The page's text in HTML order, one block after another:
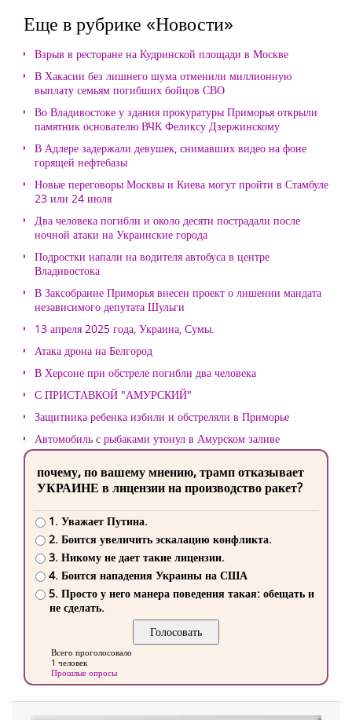
Еще в рубрике «Новости»
Взрыв в ресторане на Кудринской площади в Москве
В Хакасии без лишнего шума отменили миллионную
выплату семьям погибших бойцов СВО
Во Владивостоке у здания прокуратуры Приморья открыли
памятник основателю ВЧК Феликсу Дзержинскому
В Адлере задержали девушек, снимавших видео на фоне
горящей нефтебазы
Новые переговоры Москвы и Киева могут пройти в Стамбуле
23 или 24 июля
Два человека погибли и около десяти пострадали после
ночной атаки на Украинские города
Подростки напали на водителя автобуса в центре
Владивостока
В Заксобрание Приморья внесен проект о лишении мандата
независимого депутата Шульги
13 апреля 2025 года, Украина, Сумы.
Атака дрона на Белгород
В Херсоне при обстреле погибли два человека
С ПРИСТАВКОЙ "АМУРСКИЙ"
Защитника ребенка избили и обстреляли в Приморье
Автомобиль с рыбаками утонул в Амурском заливе
почему, по вашему мнению, трамп отказывает
УКРАИНЕ в лицензии на производство ракет?
1. Уважает Путина.
2. Боится увеличить эскалацию конфликта.
3. Никому не дает такие лицензии.
4. Боится нападения Украины на США
5. Просто у него манера поведения такая: обещать и
не сделать.
Всего проголосовало
1 человек
Прошлые опросы